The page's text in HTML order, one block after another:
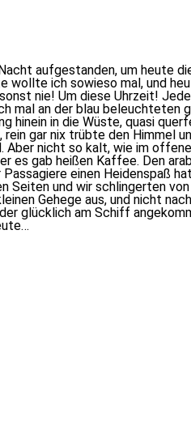
aufgestanden, um heute
ich sowieso mal, und
nie! Um diese Uhrzeit!
mal an der blau beleuchteten
hinein in die Wüste, quasi
gar nix trübte den Himmel
nicht so kalt, wie im
es gab heißen Kaffee. Den
einen Heidenspaß
und wir schlingerten
Gehege aus, und nicht
glücklich am Schiff